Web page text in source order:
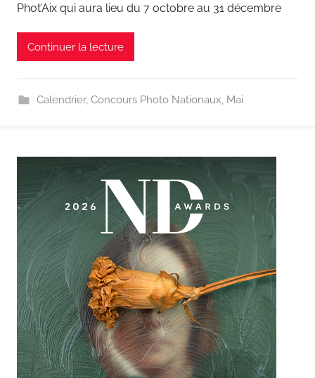
Phot’Aix qui aura lieu du 7 octobre au 31 décembre
Continuer la lecture
Calendrier, Concours Photo Nationaux, Mai